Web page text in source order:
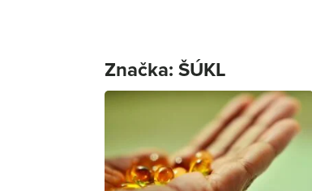
Značka: ŠÚKL